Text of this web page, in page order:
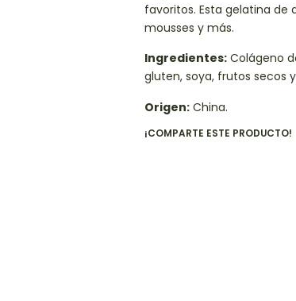
favoritos. Esta gelatina de
mousses y más.
Ingredientes:Colágeno
gluten, soya, frutos secos
Origen:China.
¡COMPARTE ESTE PRODUCTO!